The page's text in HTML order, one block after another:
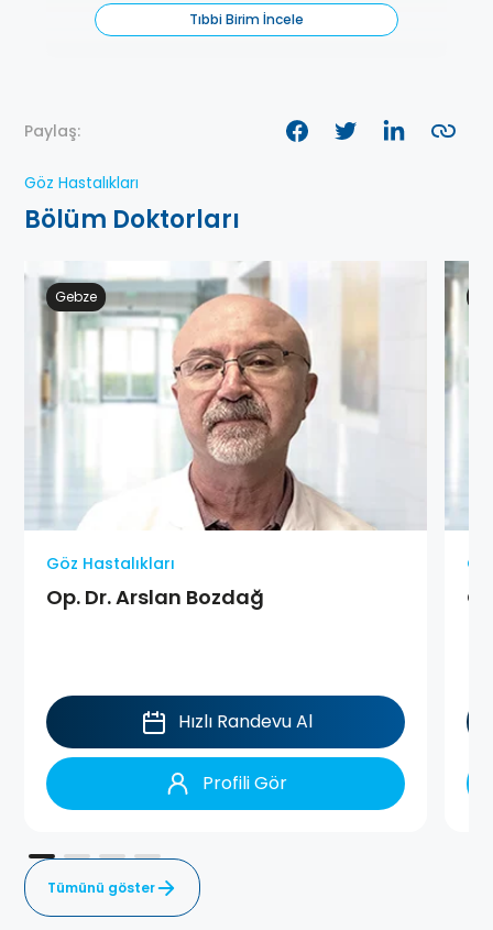
Tıbbi Birim İncele
Paylaş:
Göz Hastalıkları
Bölüm Doktorları
Gebze
Göz Hastalıkları
Op. Dr. Arslan Bozdağ
Hızlı Randevu Al
Profili Gör
Tümünü göster